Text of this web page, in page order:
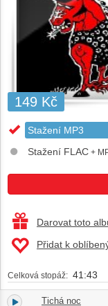
149 Kč
Stažení MP3
Stažení FLAC +
Darovat toto
Přidat k
Celková stopáž: 41:43
1. Tichá noc